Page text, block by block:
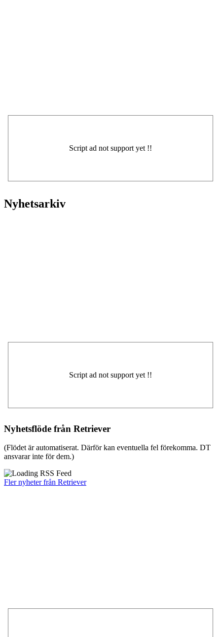
Nyhetsarkiv
Nyhetsflöde från Retriever
(Flödet är automatiserat. Därför kan eventuella fel förekomma. DT
ansvarar inte för dem.)
Fler nyheter från Retriever